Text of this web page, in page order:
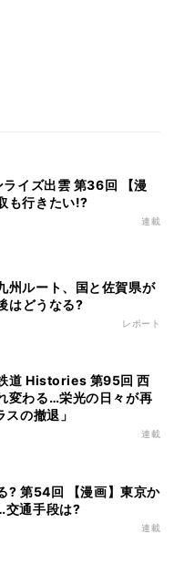
イズ出雲 第36回 【漫
も行きたい!?
連載
州ルート、国と佐賀県が
はどうなる?
レポート
鉄道 Histories 第95回 西
変わる…栄光の日々が再
の撤退」
連載
? 第54回 【漫画】東京か
交通手段は?
連載